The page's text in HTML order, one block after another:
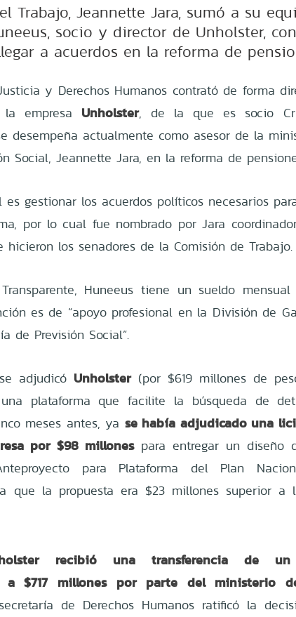
Trabajo, Jeannette Jara, sumó a su
socio y director de Unholster,
a acuerdos en la reforma de
y Derechos Humanos contrató de forma
empresa Unholster, de la que es socio
desempeña actualmente como asesor de la
Social, Jeannette Jara, en la reforma de
es gestionar los acuerdos políticos necesarios
por lo cual fue nombrado por Jara
hicieron los senadores de la Comisión de Trabajo.
Huneeus tiene un sueldo
es de “apoyo profesional en la División de
de Previsión Social”.
adjudicó Unholster(por $619 millones de
plataforma que facilite la búsqueda de
meses antes, ya se había adjudicado una
por $98 millonespara entregar un diseño
para Plataforma del Plan
que la propuesta era $23 millones superior a
recibió una transferencia de
a $717 millones por parte del ministerio
de Derechos Humanos ratificó la